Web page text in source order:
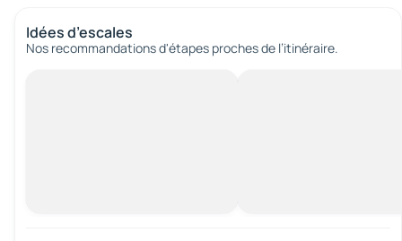
Idées d’escales
Nos recommandations d'étapes proches de l’itinéraire.